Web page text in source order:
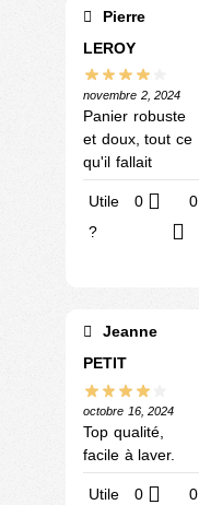
Pierre
LEROY
novembre 2, 2024
Panier robuste
et doux, tout ce
qu'il fallait
Utile
?
0 0
Jeanne
PETIT
octobre 16, 2024
Top qualité,
facile à laver.
Utile
0 0